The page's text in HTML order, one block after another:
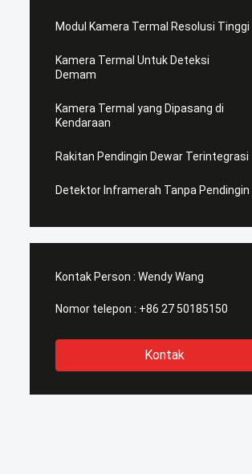
Modul Kamera Termal Resolusi Tinggi
Kamera Termal Untuk Deteksi
Demam
Kamera Termal yang Dipasang di
Kendaraan
Rakitan Pendingin Dewar Terintegrasi
Detektor Inframerah Tanpa Pendingin
Kontak Person : Wendy Wang
Nomor telepon : +86 27 50185150
Kontak